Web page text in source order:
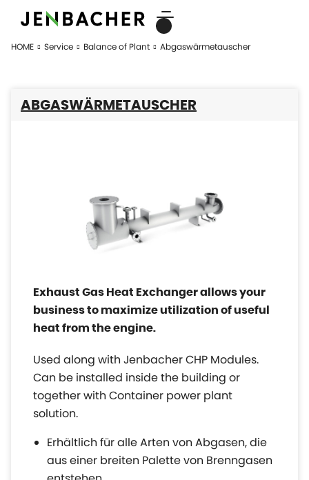
HOME Service Balance of Plant Abgaswärmetauscher
ABGASWÄRMETAUSCHER
Exhaust Gas Heat Exchanger allows your
business to maximize utilization of useful
heat from the engine.
Used along with Jenbacher CHP Modules.
Can be installed inside the building or
together with Container power plant
solution.
Erhältlich für alle Arten von Abgasen, die
aus einer breiten Palette von Brenngasen